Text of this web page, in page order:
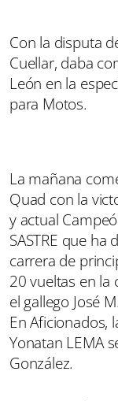
Con la disputa
Cuellar, daba
León en la
para Motos.
La mañana
Quad con la
y actual
SASTRE que
carrera de
20 vueltas en la
el gallego José
En Aficionados,
Yonatan LEMA
González.